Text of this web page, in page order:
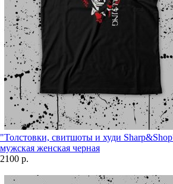
"Толстовки, свитшоты и худи
мужская женская черная
2100 р.